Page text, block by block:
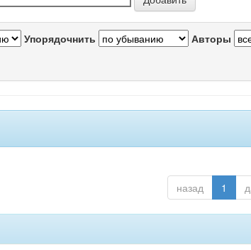
Упорядочнить Авторы
назад 1